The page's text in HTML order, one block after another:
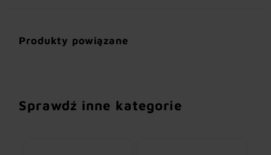
Produkty powiązane
Sprawdź inne kategorie